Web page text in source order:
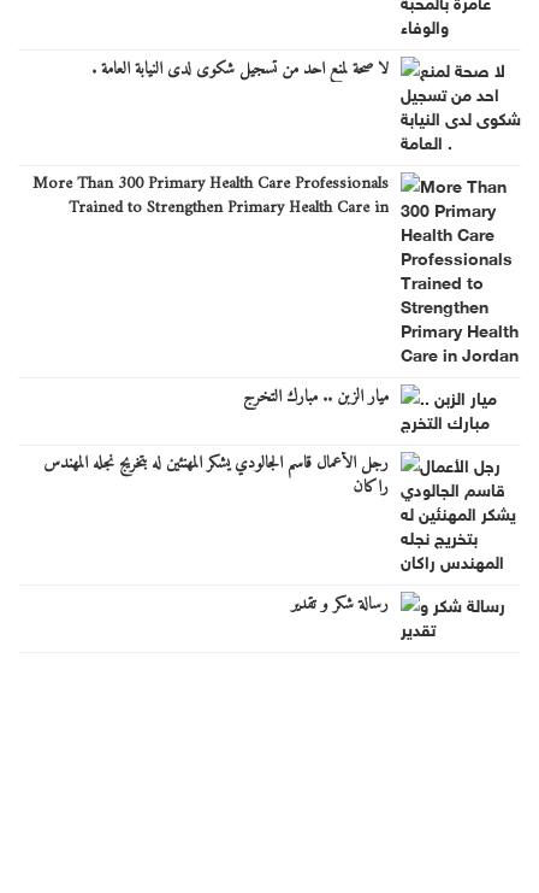
لا صحة لمنع احد من تسجيل شكوى لدى النيابة العامة .
More Than 300 Primary Health Care Professionals
Trained to Strengthen Primary Health Care in
ميار الزبن .. مبارك التخرج
رجل الأعمال قاسم الجالودي يشكر المهنئين له بتخريج نجله المهندس
راكان
رسالة شكر و تقدير